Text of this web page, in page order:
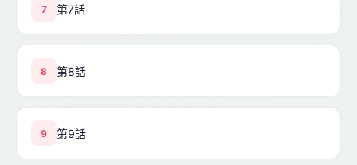
7 第7話
8 第8話
9 第9話